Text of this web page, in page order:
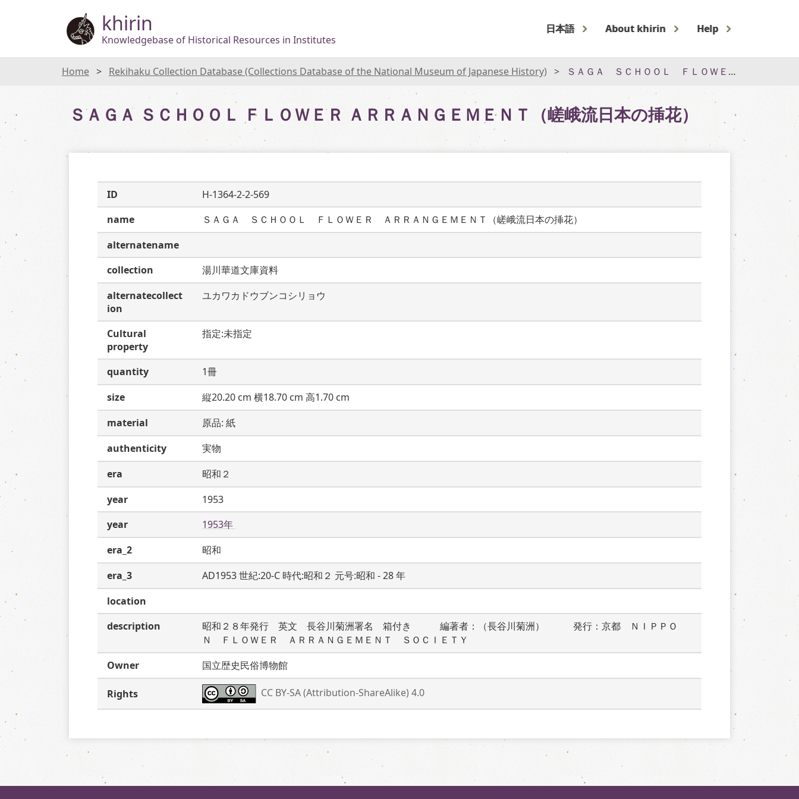
khirin
Knowledgebase of Historical Resources in Institutes
日本語 About khirin Help
Home Rekihaku Collection Database (Collections Database of the National Museum of Japanese History) ＳＡＧＡ ＳＣＨＯＯＬ ＦＬＯＷＥＲ ＡＲＲＡＮＧＥＭＥＮＴ（嵯峨流日本の挿花）
ＳＡＧＡ ＳＣＨＯＯＬ ＦＬＯＷＥＲ ＡＲＲＡＮＧＥＭＥＮＴ（嵯峨流日本の挿花）
ID
H-1364-2-2-569
name
ＳＡＧＡ　ＳＣＨＯＯＬ　ＦＬＯＷＥＲ　ＡＲＲＡＮＧＥＭＥＮＴ（嵯峨流日本の挿花）
alternatename
collection
湯川華道文庫資料
alternatecollect
ion
ユカワカドウブンコシリョウ
Cultural
property
指定:未指定
quantity
1冊
size
縦20.20 cm 横18.70 cm 高1.70 cm
material
原品: 紙
authenticity
実物
era
昭和２
year
1953
year
1953年
era_2
昭和
era_3
AD1953 世紀:20-C 時代:昭和２ 元号:昭和 - 28 年
location
description
昭和２８年発行　英文　長谷川菊洲署名　箱付き　　　編著者：（長谷川菊洲）　　　発行：京都　ＮＩＰＰＯ
Ｎ　ＦＬＯＷＥＲ　ＡＲＲＡＮＧＥＭＥＮＴ　ＳＯＣＩＥＴＹ
Owner
国立歴史民俗博物館
Rights CC BY-SA (Attribution-ShareAlike) 4.0